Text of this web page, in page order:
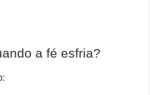
a fé esfria?